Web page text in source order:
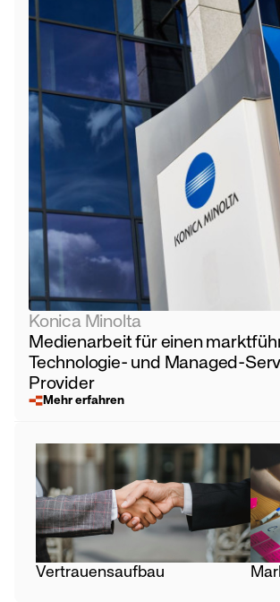
Konica Minolta
Medienarbeit für einen
Technologie- und Managed-
Provider
Mehr erfahren
Vertrauensaufbau